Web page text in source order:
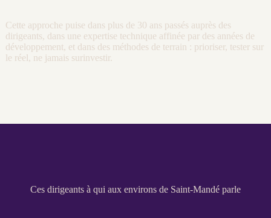
Cette approche puise dans plus de 30 ans passés auprès des
dirigeants, dans une expertise technique affinée par des années de
développement, et dans des méthodes de terrain : prioriser, tester sur
le réel, ne jamais surinvestir.
Ces dirigeants à qui aux environs de Saint-Mandé parle